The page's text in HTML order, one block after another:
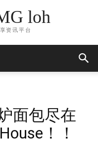
loh
资讯平台
面包尽在
！！